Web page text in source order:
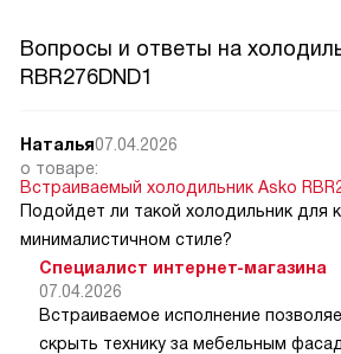
Вопросы и ответы на
RBR276DND1
Наталья07.04.2026
о товаре:
Встраиваемый холодильник Asko
Подойдет ли такой холодильник для
минималистичном стиле?
Специалист интернет-магазина
07.04.2026
Встраиваемое исполнение
скрыть технику за мебельным